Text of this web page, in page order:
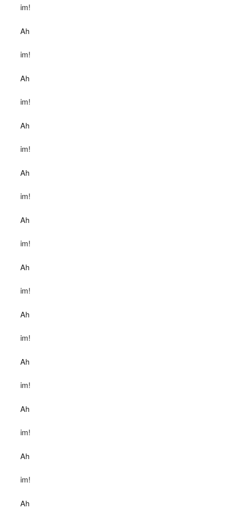
im!
Ah
im!
Ah
im!
Ah
im!
Ah
im!
Ah
im!
Ah
im!
Ah
im!
Ah
im!
Ah
im!
Ah
im!
Ah